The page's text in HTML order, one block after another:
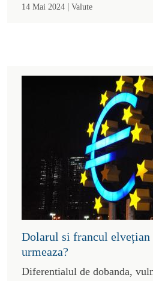
14 Mai 2024 | Valute
Dolarul si francul elvețian
urmeaza?
Diferentialul de dobanda,